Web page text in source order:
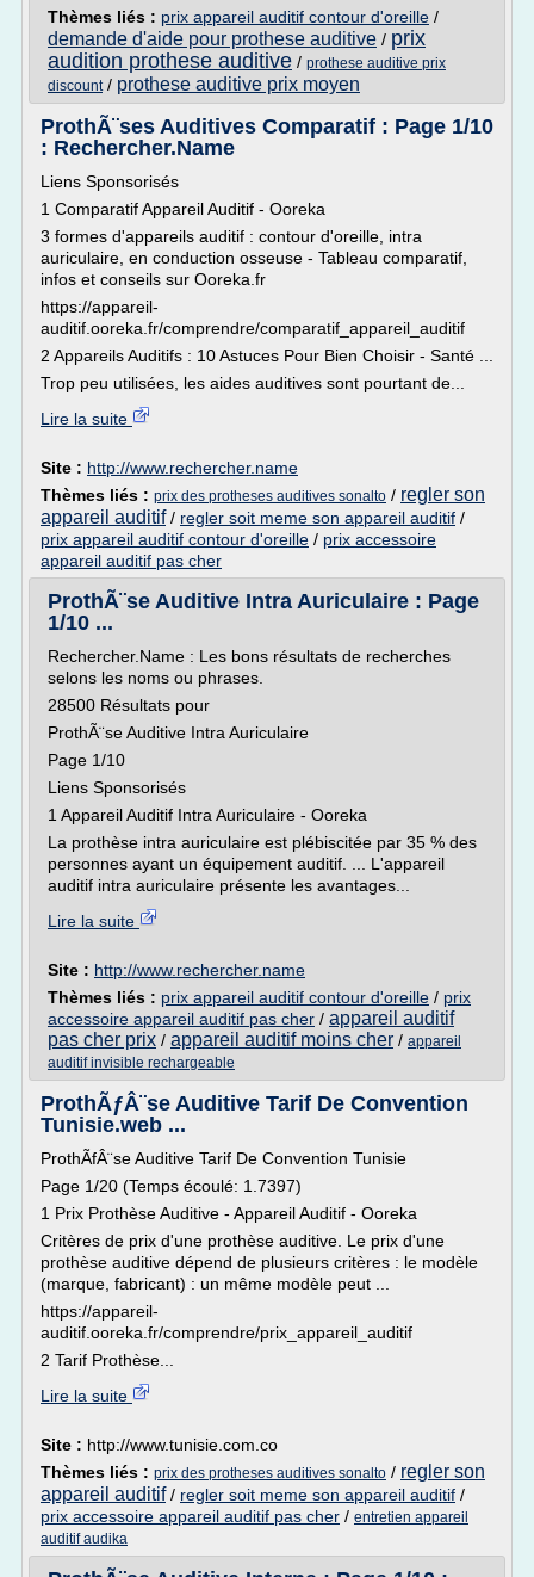
Thèmes liés : prix appareil auditif contour d'oreille /
demande d'aide pour prothese auditive / prix
audition prothese auditive / prothese auditive prix
discount/ prothese auditive prix moyen
ProthÃ¨ses Auditives Comparatif : Page 1/10
: Rechercher.Name
Liens Sponsorisés
1 Comparatif Appareil Auditif - Ooreka
3 formes d'appareils auditif : contour d'oreille, intra
auriculaire, en conduction osseuse - Tableau comparatif,
infos et conseils sur Ooreka.fr
https://appareil-
auditif.ooreka.fr/comprendre/comparatif_appareil_auditif
2 Appareils Auditifs : 10 Astuces Pour Bien Choisir - Santé ...
Trop peu utilisées, les aides auditives sont pourtant de...
Lire la suite
Site : http://www.rechercher.name
Thèmes liés : prix des protheses auditives sonalto / regler son
appareil auditif/ regler soit meme son appareil auditif /
prix appareil auditif contour d'oreille / prix accessoire
appareil auditif pas cher
ProthÃ¨se Auditive Intra Auriculaire : Page
1/10 ...
Rechercher.Name : Les bons résultats de recherches
selons les noms ou phrases.
28500 Résultats pour
ProthÃ¨se Auditive Intra Auriculaire
Page 1/10
Liens Sponsorisés
1 Appareil Auditif Intra Auriculaire - Ooreka
La prothèse intra auriculaire est plébiscitée par 35 % des
personnes ayant un équipement auditif. ... L'appareil
auditif intra auriculaire présente les avantages...
Lire la suite
Site : http://www.rechercher.name
Thèmes liés : prix appareil auditif contour d'oreille / prix
accessoire appareil auditif pas cher / appareil auditif
pas cher prix / appareil auditif moins cher / appareil
auditif invisible rechargeable
ProthÃƒÂ¨se Auditive Tarif De Convention
Tunisie.web ...
ProthÃfÂ¨se Auditive Tarif De Convention Tunisie
Page 1/20 (Temps écoulé: 1.7397)
1 Prix Prothèse Auditive - Appareil Auditif - Ooreka
Critères de prix d'une prothèse auditive. Le prix d'une
prothèse auditive dépend de plusieurs critères : le modèle
(marque, fabricant) : un même modèle peut ...
https://appareil-
auditif.ooreka.fr/comprendre/prix_appareil_auditif
2 Tarif Prothèse...
Lire la suite
Site : http://www.tunisie.com.co
Thèmes liés : prix des protheses auditives sonalto / regler son
appareil auditif/ regler soit meme son appareil auditif /
prix accessoire appareil auditif pas cher / entretien appareil
auditif audika